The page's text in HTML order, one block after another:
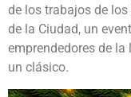
de los trabajos de
de la Ciudad, un
emprendedores de
un clásico.